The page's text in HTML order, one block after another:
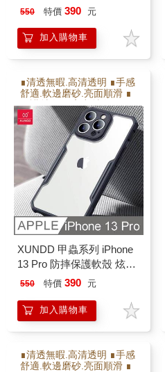
550 特價 390 元
加入購物車
∎清透無暇.高清透明 ∎手感
舒適.軟邊磨砂.亮面順滑 ∎
保護射像頭.高出射像頭2M
M ∎防撞耐摔.增加氣囊瓦
解充擊力 ∎軟硬雙倍保護
XUNDD 甲蟲系列 iPhone
13 Pro 防摔保護軟殼 炫酷
黑
550 特價 390 元
加入購物車
∎清透無暇.高清透明 ∎手感
舒適.軟邊磨砂.亮面順滑 ∎